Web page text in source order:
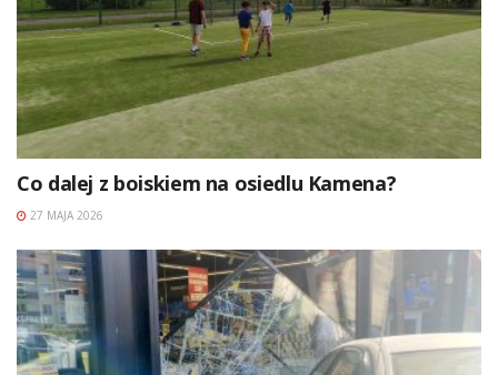
Co dalej z boiskiem na osiedlu Kamena?
27 MAJA 2026